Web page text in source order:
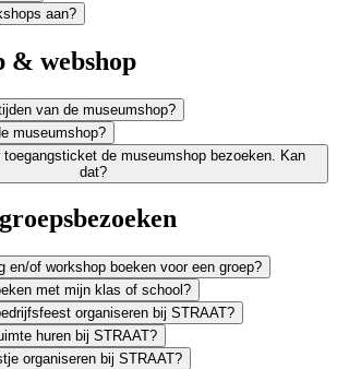
aan?
& webshop
van de museumshop?
museumshop?
toegangsticket de museumshop bezoeken. Kan
dat?
en/of workshop boeken voor een groep?
met mijn klas of school?
organiseren bij STRAAT?
huren bij STRAAT?
organiseren bij STRAAT?